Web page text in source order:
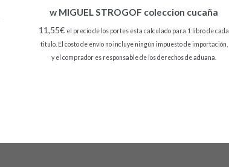
w MIGUEL STROGOF coleccion cucaña
11,55€ el precio de los portes esta calculado para 1 libro de cada
titulo. El costo de envío no incluye ningún impuesto de importación,
y el comprador es responsable de los derechos de aduana.